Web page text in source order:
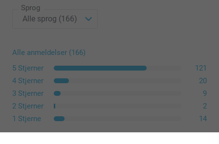
Sprog
Alle anmeldelser (166)
5 Stjerner
121
4 Stjerner
20
3 Stjerner
9
2 Stjerner
2
1 Stjerne
14